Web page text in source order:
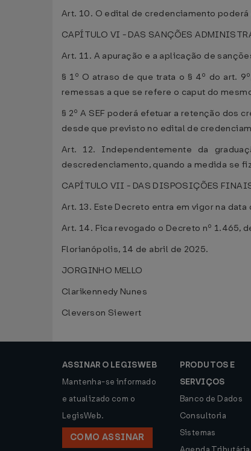
Art. 10. O edital de credenciamento
CAPÍTULO VI - DAS SANÇÕES
Art. 11. A apuração e a aplicação de
§ 1º O atraso de que trata o § 4º do art.
remessas a que se refere o caput do
§ 2º A SEF poderá efetuar a retenção dos
desde que previsto no edital de
Art. 12. Independentemente da
descredenciamento, quando a medida se
CAPÍTULO VII - DAS DISPOSIÇÕES
Art. 13. Este Decreto entra em vigor na
Art. 14. Fica revogado o Decreto nº 1.465,
Florianópolis, 14 de abril de 2025.
JORGINHO MELLO
Clarikennedy Nunes
Cleverson Siewert
ASSINAR O LEGISWEB
Mantenha-se informado
e atualizado com o
LegisWeb.
COMO ASSINAR
PRODUTOS E
SERVIÇOS
Banco de Dados
Consultoria
Sistemas